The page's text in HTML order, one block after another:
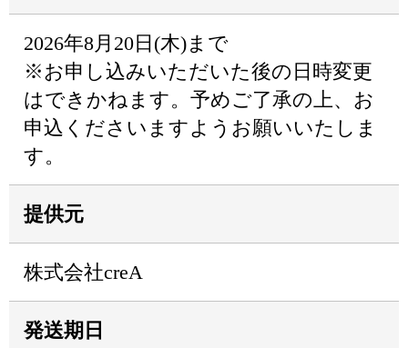
2026年8月20日(木)まで
※お申し込みいただいた後の日時変更
はできかねます。予めご了承の上、お
申込くださいますようお願いいたしま
す。
提供元
株式会社creA
発送期日